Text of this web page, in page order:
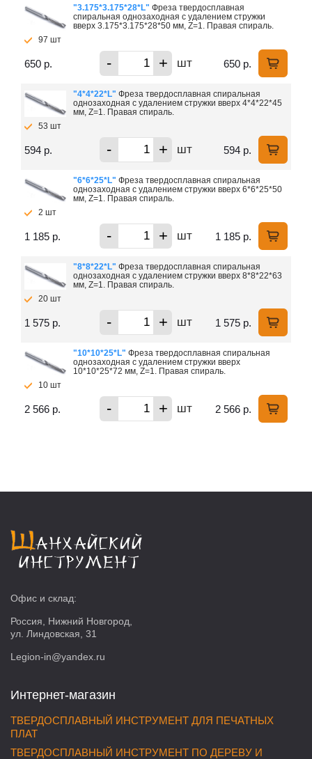
"3.175*3.175*28*L" Фреза твердосплавная
спиральная однозаходная с удалением стружки
вверх 3.175*3.175*28*50 мм, Z=1. Правая спираль.
97 шт
650 р. - + шт 650 р.
"4*4*22*L" Фреза твердосплавная спиральная
однозаходная с удалением стружки вверх 4*4*22*45
мм, Z=1. Правая спираль.
53 шт
594 р. - + шт 594 р.
"6*6*25*L" Фреза твердосплавная спиральная
однозаходная с удалением стружки вверх 6*6*25*50
мм, Z=1. Правая спираль.
2 шт
1 185 р. - + шт 1 185 р.
"8*8*22*L" Фреза твердосплавная спиральная
однозаходная с удалением стружки вверх 8*8*22*63
мм, Z=1. Правая спираль.
20 шт
1 575 р. - + шт 1 575 р.
"10*10*25*L" Фреза твердосплавная спиральная
однозаходная с удалением стружки вверх
10*10*25*72 мм, Z=1. Правая спираль.
10 шт
2 566 р. - + шт 2 566 р.
Офис и склад:
Россия, Нижний Новгород,
ул. Линдовская, 31
Legion-in@yandex.ru
Интернет-магазин
ТВЕРДОСПЛАВНЫЙ ИНСТРУМЕНТ ДЛЯ ПЕЧАТНЫХ
ПЛАТ
ТВЕРДОСПЛАВНЫЙ ИНСТРУМЕНТ ПО ДЕРЕВУ И